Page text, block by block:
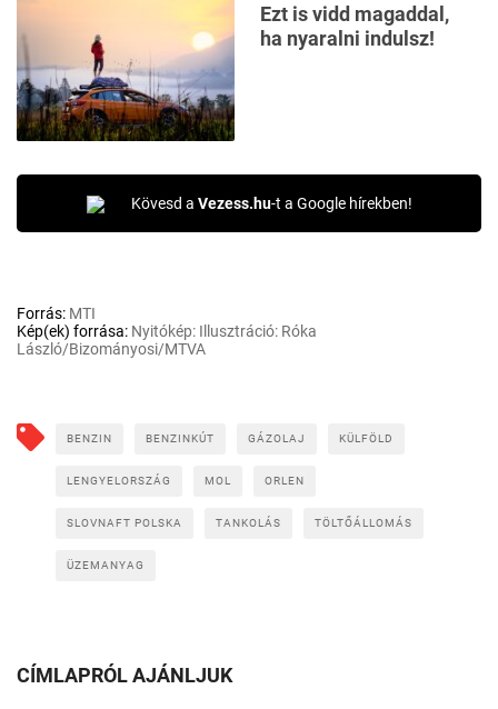
Ezt is vidd magaddal,
ha nyaralni indulsz!
Kövesd a Vezess.hu-t a Google hírekben!
Forrás: MTI
Kép(ek) forrása: Nyitókép: Illusztráció: Róka
László/Bizományosi/MTVA
BENZIN BENZINKÚT GÁZOLAJ KÜLFÖLD
LENGYELORSZÁG MOL ORLEN
SLOVNAFT POLSKA TANKOLÁS TÖLTŐÁLLOMÁS
ÜZEMANYAG
CÍMLAPRÓL AJÁNLJUK